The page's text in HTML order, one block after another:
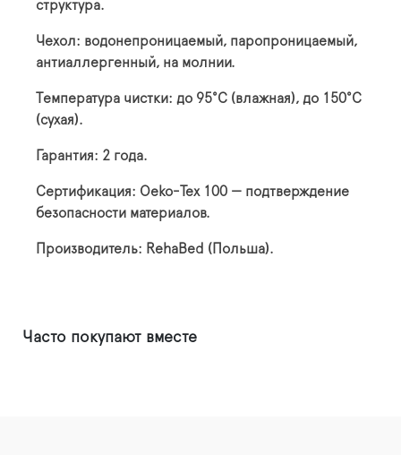
структура.
Чехол: водонепроницаемый, паропроницаемый,
антиаллергенный, на молнии.
Температура чистки: до 95°C (влажная), до 150°C
(сухая).
Гарантия: 2 года.
Сертификация: Oeko-Tex 100 — подтверждение
безопасности материалов.
Производитель: RehaBed (Польша).
Часто покупают вместе